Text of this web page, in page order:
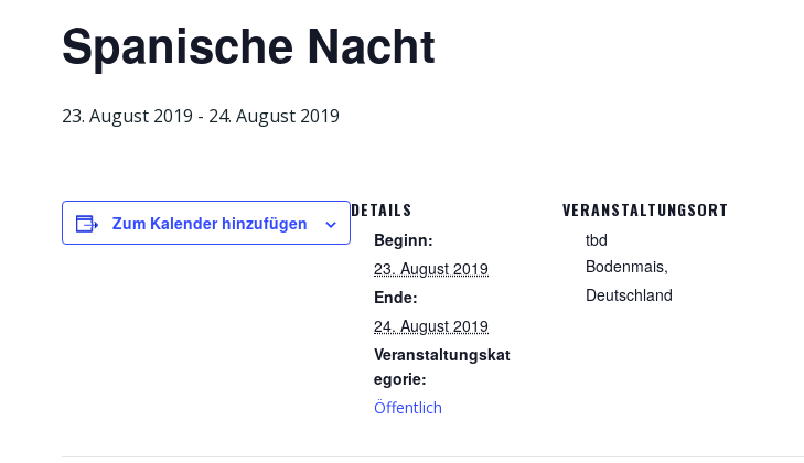
Spanische Nacht
23. August 2019 - 24. August 2019
Zum Kalender hinzufügen
DETAILS
Beginn:
23. August 2019
Ende:
24. August 2019
Veranstaltungskat
egorie:
Öffentlich
VERANSTALTUNGSORT
tbd
Bodenmais,
Deutschland